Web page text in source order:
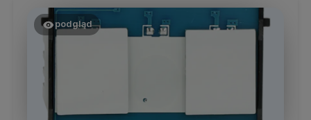
podgląd